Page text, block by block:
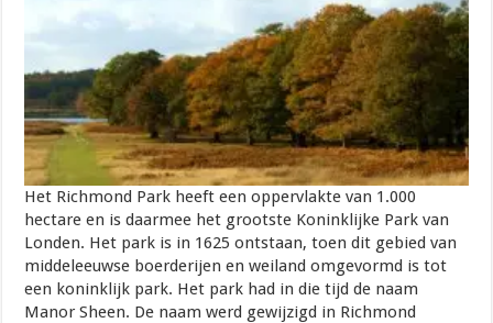
Het Richmond Park heeft een oppervlakte van 1.000
hectare en is daarmee het grootste Koninklijke Park van
Londen. Het park is in 1625 ontstaan, toen dit gebied van
middeleeuwse boerderijen en weiland omgevormd is tot
een koninklijk park. Het park had in die tijd de naam
Manor Sheen. De naam werd gewijzigd in Richmond